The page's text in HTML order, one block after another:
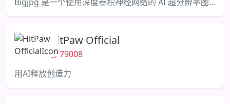
HitPaw Official
79008
用AI释放创造力